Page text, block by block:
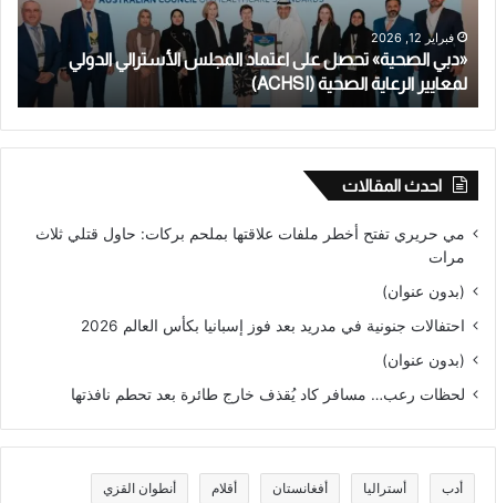
الأسترالي
الدولي
لمعايير
الرعاية
الصحية
(ACHSI)
فبراير 12, 2026
«دبي الصحية» تحصل على اعتماد المجلس الأسترالي الدولي
لمعايير الرعاية الصحية (ACHSI)
من
احدث المقالات
مي حريري تفتح أخطر ملفات علاقتها بملحم بركات: حاول قتلي ثلاث
مرات
(بدون عنوان)
احتفالات جنونية في مدريد بعد فوز إسبانيا بكأس العالم 2026
(بدون عنوان)
لحظات رعب… مسافر كاد يُقذف خارج طائرة بعد تحطم نافذتها
أدب أستراليا أفغانستان أقلام أنطوان القزي